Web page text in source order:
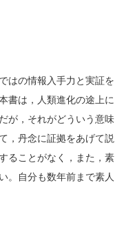
はの情報入手力と実証を
書は，人類進化の途上に
が，それがどういう意味
，丹念に証拠をあげて説
ることがなく，また，素
。自分も数年前まで素人